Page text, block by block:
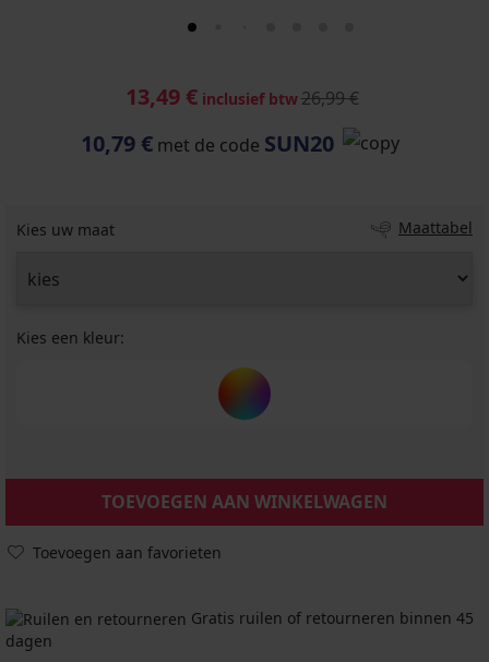
13,49 € inclusief btw26,99 €
10,79 € met de code SUN20
Kies uw maat Maattabel
Kies een kleur:
TOEVOEGEN AAN WINKELWAGEN
Toevoegen aan favorieten
Gratis ruilen of retourneren binnen 45
dagen